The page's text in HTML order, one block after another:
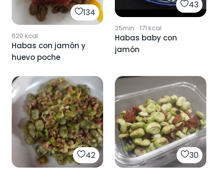
134
620 kcal
Habas con jamón y
huevo poche
43
25min · 171 kcal
Habas baby con
jamón
42 30